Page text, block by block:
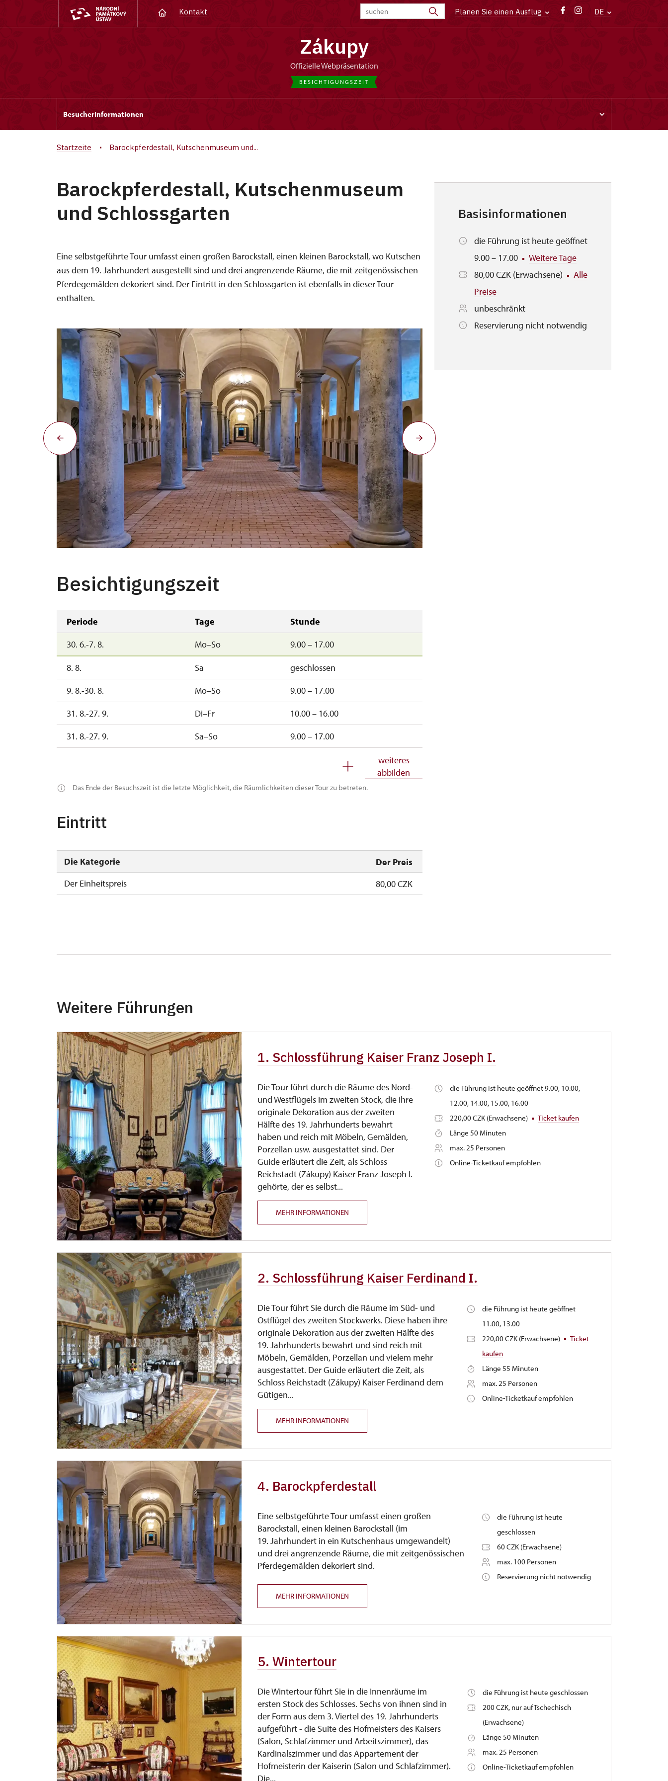
Kontakt Planen Sie einen Ausflug DE
Zákupy
offizielle Webpräsentation
BESICHTIGUNGSZEIT
Besucherinformationen
Startzeite Barockpferdestall, Kutschenmuseum und...
Barockpferdestall, Kutschenmuseum
und Schlossgarten
Eine selbstgeführte Tour umfasst einen großen Barockstall, einen kleinen Barockstall, wo Kutschen
aus dem 19. Jahrhundert ausgestellt sind und drei angrenzende Räume, die mit zeitgenössischen
Pferdegemälden dekoriert sind. Der Eintritt in den Schlossgarten ist ebenfalls in dieser Tour
enthalten.
Besichtigungszeit
Periode Tage
Stunde
30. 6.-7. 8.
Mo–So 9.00 – 17.00
8. 8. Sa
geschlossen
9. 8.-30. 8.
Mo–So
9.00 – 17.00
31. 8.-27. 9.
Di–Fr
10.00 – 16.00
31. 8.-27. 9.
Sa–So
9.00 – 17.00
weiteres
abbilden
Das Ende der Besuchszeit ist die letzte Möglichkeit, die Räumlichkeiten dieser Tour zu betreten.
Eintritt
Die Kategorie
Der Preis
Der Einheitspreis
80,00 CZK
Basisinformationen
die Führung ist heute geöffnet
9.00 – 17.00
Weitere Tage
80,00 CZK (Erwachsene)
Alle
Preise
unbeschränkt
Reservierung nicht notwendig
Weitere Führungen
1. Schlossführung Kaiser Franz Joseph I.
Die Tour führt durch die Räume des Nord-
und Westflügels im zweiten Stock, die ihre
originale Dekoration aus der zweiten
Hälfte des 19. Jahrhunderts bewahrt
haben und reich mit Möbeln, Gemälden,
Porzellan usw. ausgestattet sind. Der
Guide erläutert die Zeit, als Schloss
Reichstadt (Zákupy) Kaiser Franz Joseph I.
gehörte, der es selbst...
die Führung ist heute geöffnet 9.00, 10.00,
12.00, 14.00, 15.00, 16.00
220,00 CZK (Erwachsene)
Ticket kaufen
Länge 50 Minuten
max. 25 Personen
Online-Ticketkauf empfohlen
MEHR INFORMATIONEN
2. Schlossführung Kaiser Ferdinand I.
Die Tour führt Sie durch die Räume im Süd- und
Ostflügel des zweiten Stockwerks. Diese haben ihre
originale Dekoration aus der zweiten Hälfte des
19. Jahrhunderts bewahrt und sind reich mit
Möbeln, Gemälden, Porzellan und vielem mehr
ausgestattet. Der Guide erläutert die Zeit, als
Schloss Reichstadt (Zákupy) Kaiser Ferdinand dem
Gütigen...
die Führung ist heute geöffnet
11.00, 13.00
220,00 CZK (Erwachsene)
Ticket
kaufen
Länge 55 Minuten
max. 25 Personen
Online-Ticketkauf empfohlen
MEHR INFORMATIONEN
4. Barockpferdestall
Eine selbstgeführte Tour umfasst einen großen
Barockstall, einen kleinen Barockstall (im
19. Jahrhundert in ein Kutschenhaus umgewandelt)
und drei angrenzende Räume, die mit zeitgenössischen
Pferdegemälden dekoriert sind.
die Führung ist heute
geschlossen
60 CZK (Erwachsene)
max. 100 Personen
Reservierung nicht notwendig
MEHR INFORMATIONEN
5. Wintertour
Die Wintertour führt Sie in die Innenräume im
ersten Stock des Schlosses. Sechs von ihnen sind in
der Form aus dem 3. Viertel des 19. Jahrhunderts
aufgeführt - die Suite des Hofmeisters des Kaisers
(Salon, Schlafzimmer und Arbeitszimmer), das
Kardinalszimmer und das Appartement der
Hofmeisterin der Kaiserin (Salon und Schlafzimmer).
Die...
die Führung ist heute geschlossen
200 CZK, nur auf Tschechisch
(Erwachsene)
Länge 50 Minuten
max. 25 Personen
Online-Ticketkauf empfohlen